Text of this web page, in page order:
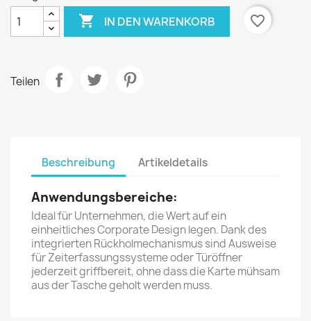
 IN DEN WARENKORB favorite_border
Teilen
Beschreibung Artikeldetails
Anwendungsbereiche:
Ideal für Unternehmen, die Wert auf ein
einheitliches Corporate Design legen. Dank des
integrierten Rückholmechanismus sind Ausweise
für Zeiterfassungssysteme oder Türöffner
jederzeit griffbereit, ohne dass die Karte mühsam
aus der Tasche geholt werden muss.